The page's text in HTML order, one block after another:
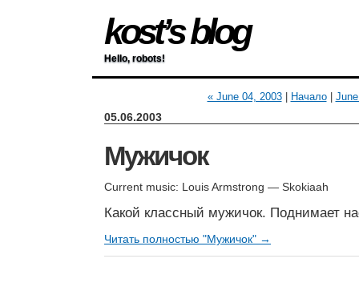
kost’s blog
Hello, robots!
« June 04, 2003| Начало|
05.06.2003
Мужичок
Current music: Louis Armstrong — Skokiaah
Какой классный мужичок. Поднимает
Читать полностью "Мужичок" →